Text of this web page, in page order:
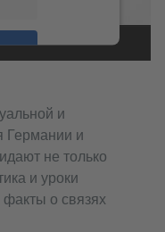
и
Германии и
не только
и уроки
о связях